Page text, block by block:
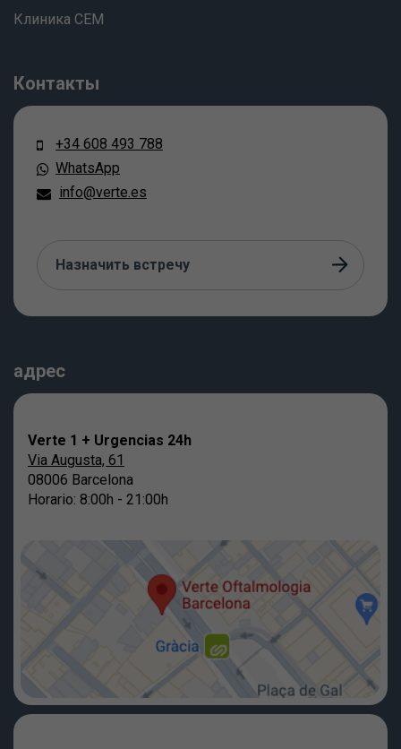
Клиника СЕМ
Контакты
+34 608 493 788
WhatsApp
info@verte.es
Назначить встречу
адрес
Verte 1 + Urgencias 24h
Via Augusta, 61
08006 Barcelona
Horario: 8:00h - 21:00h